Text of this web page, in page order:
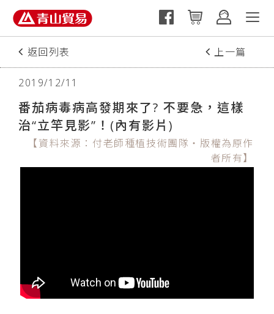
返回列表 下一篇
2019/12/11
番茄病毒病高發期來了? 不要急，這樣
治“立竿見影”！(內有影片)
【資料來源：付老師種植技術團隊‧版權為原作
者所有】